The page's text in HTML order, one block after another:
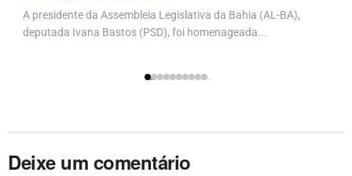
A presidente da Assembleia Legislativa da Bahia (AL-BA),
deputada Ivana Bastos (PSD), foi homenageada...
Deixe um comentário